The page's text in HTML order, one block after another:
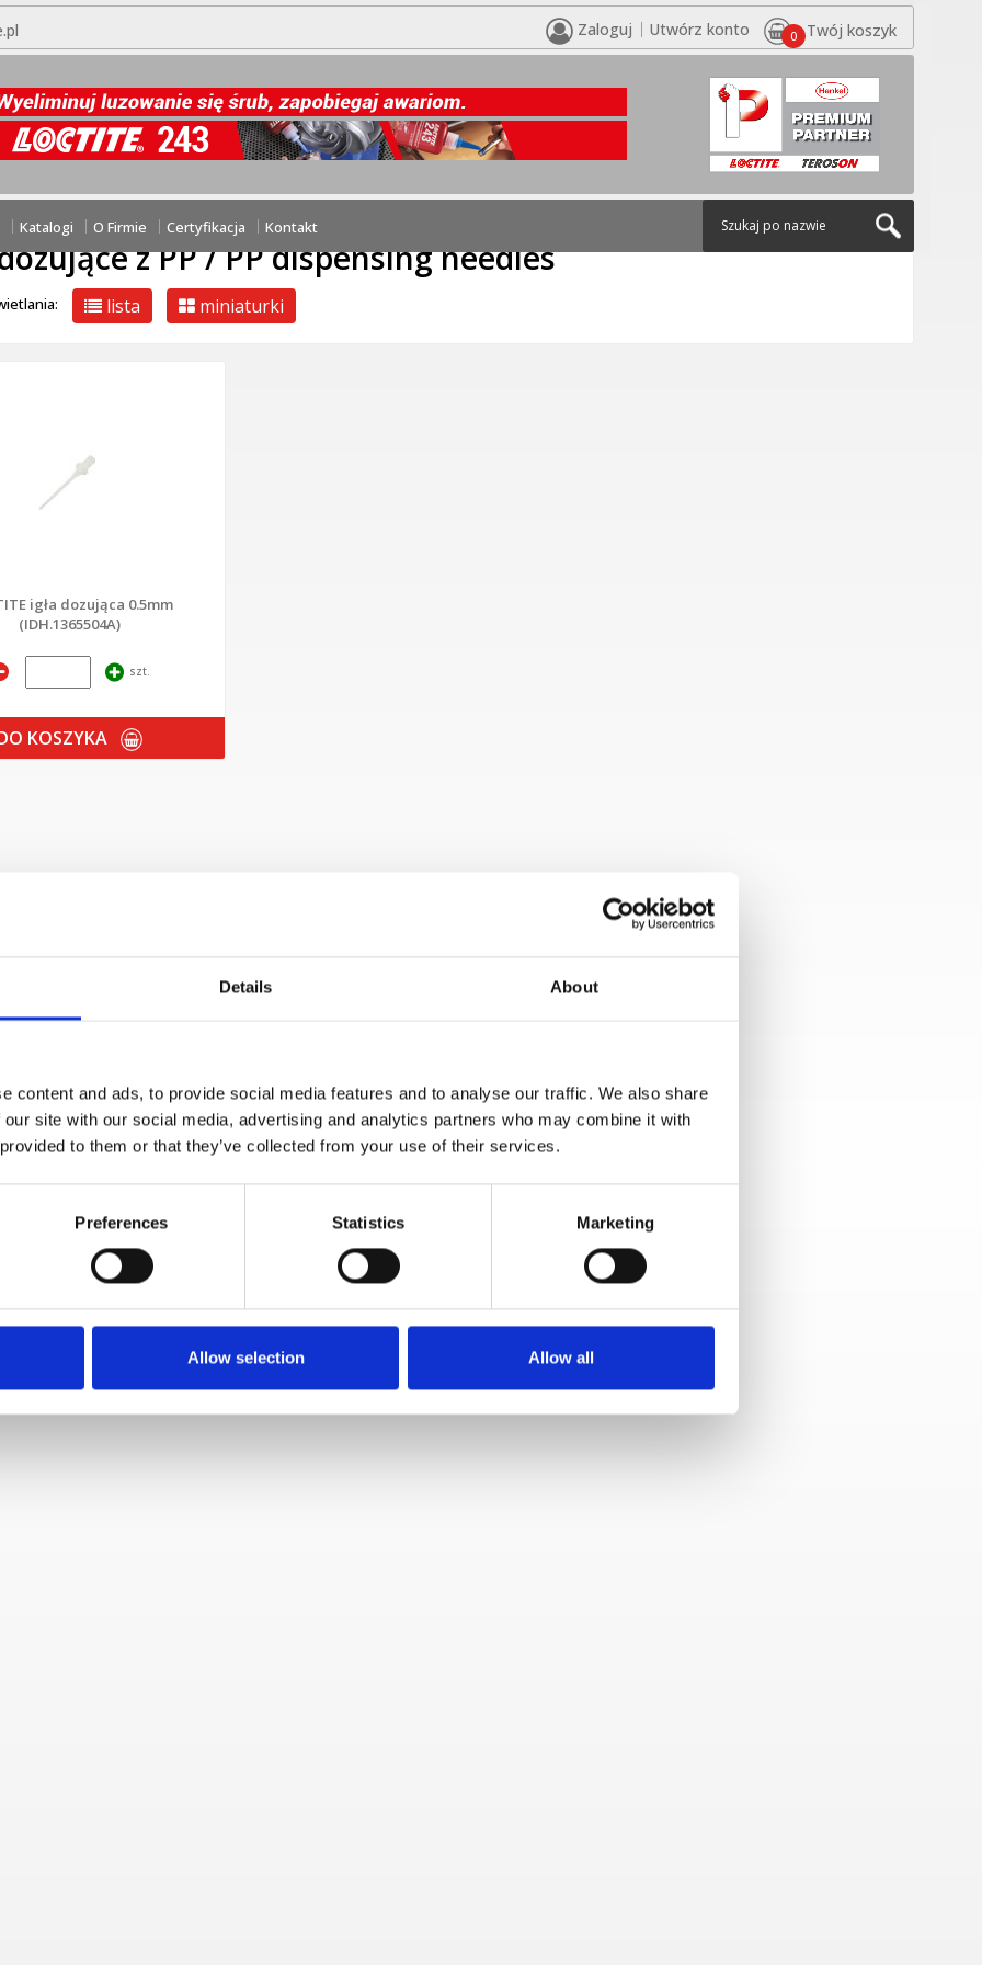
Details About
content and ads, to provide social media features and to analyse our traffic. We also share
site with our social media, advertising and analytics partners who may combine it with
to them or that they’ve collected from your use of their services.
Preferences Statistics Marketing
Allow selection Allow all
Zaloguj Utwórz konto Twój koszyk
0
PRZEJDŹ DO KOSZYKA
Katalogi O Firmie Certyfikacja Kontakt
Dyspensery i systemy dozujące / Dispensers and Dosing Systems/Igły dozujące / Dispensing needles/Igły dozujące
dispensing needles
z PP / PP dispensing needles
lista miniaturki
igła dozująca 0.5mm
(IDH.1365504A)
szt.
KOSZYKA
ZAŁÓŻ KONTO
hasła?